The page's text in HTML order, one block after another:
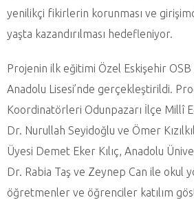
yenilikçi fikirlerin korunması ve
yaşta kazandırılması hedefleniyor.
Projenin ilk eğitimi Özel Eskişehir
Anadolu Lisesi’nde gerçekleştirildi.
Koordinatörleri Odunpazarı İlçe Millî
Dr. Nurullah Seyidoğlu ve Ömer
Üyesi Demet Eker Kılıç, Anadolu
Dr. Rabia Taş ve Zeynep Can ile okul
öğretmenler ve öğrenciler katılım